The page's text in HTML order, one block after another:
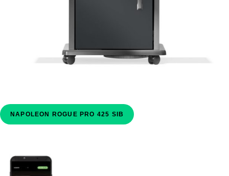
NAPOLEON ROGUE PRO 425 SIB